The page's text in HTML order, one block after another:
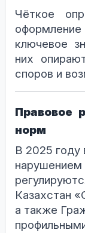
Чёткое
ключевое
них
споров и
Правовое
норм
В 2025 году
нарушением
Казахстан
а также